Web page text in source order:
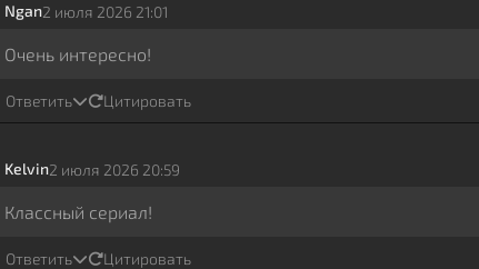
Ngan2 июля 2026 21:01
Очень интересно!
Ответить Цитировать
Kelvin2 июля 2026 20:59
Классный сериал!
Ответить Цитировать